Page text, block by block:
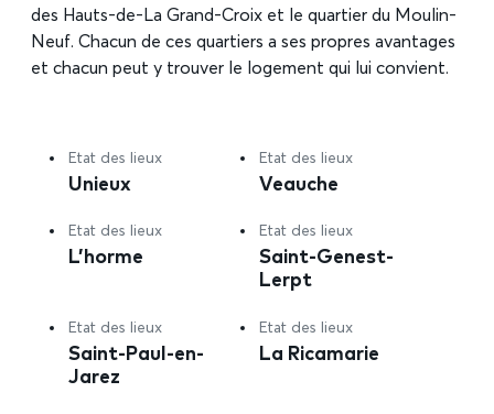
des Hauts-de-La Grand-Croix et le quartier du Moulin-
Neuf. Chacun de ces quartiers a ses propres avantages
et chacun peut y trouver le logement qui lui convient.
Etat des lieux
Unieux
Etat des lieux
Veauche
Etat des lieux
L’horme
Etat des lieux
Saint-Genest-
Lerpt
Etat des lieux
Saint-Paul-en-
Jarez
Etat des lieux
La Ricamarie